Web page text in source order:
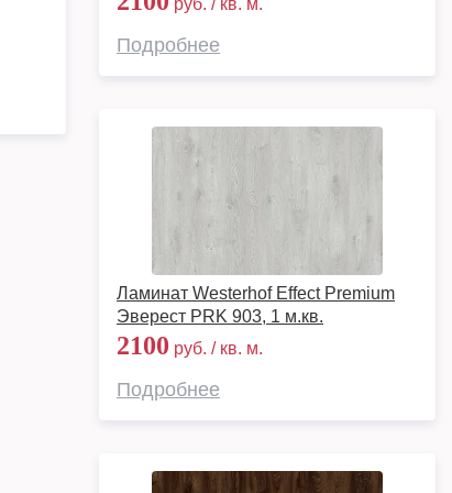
руб. / кв. м.
Подробнее
Ламинат Westerhof Effect Premium
Эверест PRK 903, 1 м.кв.
2100 руб. / кв. м.
Подробнее